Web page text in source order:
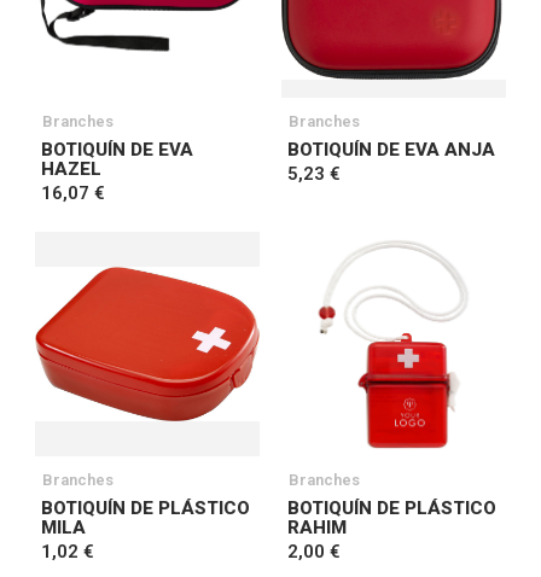
Branches
BOTIQUÍN DE EVA
HAZEL
16,07 €
Branches
BOTIQUÍN DE EVA ANJA
5,23 €
Branches
BOTIQUÍN DE PLÁSTICO
MILA
1,02 €
Branches
BOTIQUÍN DE PLÁSTICO
RAHIM
2,00 €